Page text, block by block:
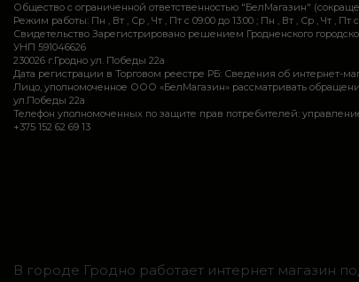
Общество с ограниченной ответственностью "БелМагазин"
Режим работы: Пн , Вт , Ср , Чт , Пт c 09:00 до 13:00 ; Пн , Вт , Ср , Чт , Пт c
Свидетельство Зарегистрировано решением Гродненского
УНП 591046626
230026 г.Гродно ул. Победы 22а
Дата регистрации в Торговом реестре РБ: Сведения об интернет-
Лицо, уполномоченное ООО «БелМагазин» рассматривать
ул.Победы 22а
Телефон уполномоченных по защите прав потребителей: управление
+375 152 62 69 13
В городе Гродно работает интернет магазин